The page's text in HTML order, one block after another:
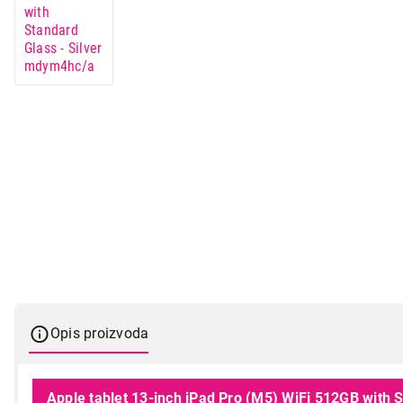
Opis proizvoda
Apple tablet 13-inch iPad Pro (M5) WiFi 512GB with